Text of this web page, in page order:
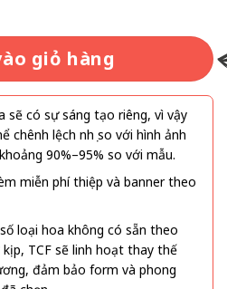
giỏ hàng
sẽ có sự sáng tạo riêng, vì vậy
lệch nhẹ so với hình ảnh
90%–95% so với mẫu.
miễn phí thiệp và banner theo
loại hoa không có sẵn theo
TCF sẽ linh hoạt thay thế
đảm bảo form và phong